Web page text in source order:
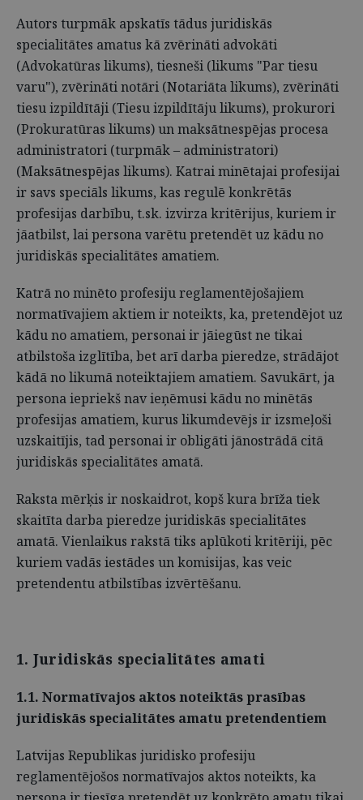
Autors turpmāk apskatīs tādus juridiskās
specialitātes amatus kā zvērināti advokāti
(Advokatūras likums), tiesneši (likums "Par tiesu
varu"), zvērināti notāri (Notariāta likums), zvērināti
tiesu izpildītāji (Tiesu izpildītāju likums), prokurori
(Prokuratūras likums) un maksātne­spējas procesa
administratori (turpmāk – administratori)
(Maksātnespējas likums). Katrai minētajai profesijai
ir savs speciāls likums, kas regulē konkrētās
profesijas darbību, t.sk. izvirza kritērijus, kuriem ir
jāatbilst, lai persona varētu pretendēt uz kādu no
juridiskās specialitātes amatiem.
Katrā no minēto profesiju reglamentējošajiem
normatīvajiem aktiem ir noteikts, ka, pretendējot uz
kādu no amatiem, personai ir jāiegūst ne tikai
atbilstoša izglītība, bet arī darba pieredze, strādājot
kādā no likumā noteiktajiem amatiem. Savukārt, ja
persona iepriekš nav ieņēmusi kādu no minētās
profesijas amatiem, kurus likumdevējs ir izsmeļoši
uzskaitījis, tad personai ir obligāti jānostrādā citā
juridiskās specialitātes amatā.
Raksta mērķis ir noskaidrot, kopš kura brīža tiek
skaitīta darba pieredze juridiskās specialitātes
amatā. Vienlaikus rakstā tiks aplūkoti kritēriji, pēc
kuriem vadās iestādes un komisijas, kas veic
pretendentu atbilstības izvērtēšanu.
1. Juridiskās specialitātes amati
1.1. Normatīvajos aktos noteiktās prasības
juridiskās specialitātes amatu pretendentiem
Latvijas Republikas juridisko profesiju
reglamentējošos normatīvajos aktos noteikts, ka